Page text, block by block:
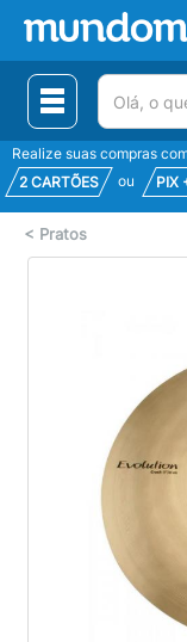
(pesquisar)
Realize suas compras
2 CARTÕES
ou PIX
< Pratos